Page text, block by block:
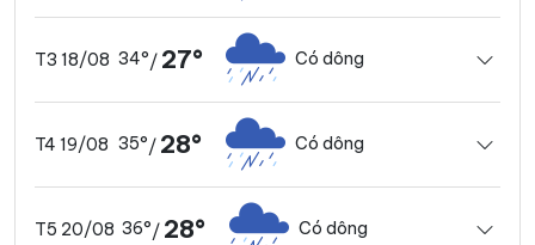
T3 18/08 34°/ 27° Có dông
T4 19/08 35°/ 28° Có dông
T5 20/08 36°/ 28° Có dông